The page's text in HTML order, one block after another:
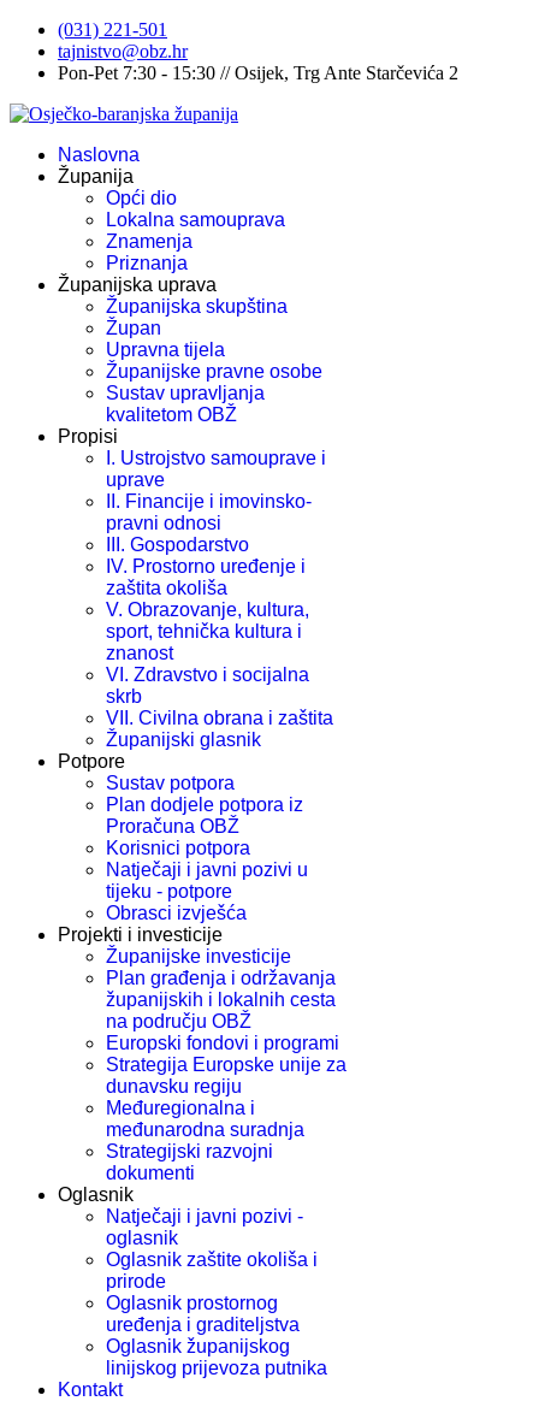
(031) 221-501
tajnistvo@obz.hr
Pon-Pet 7:30 - 15:30 // Osijek, Trg Ante Starčevića 2
Naslovna
Županija
Opći dio
Lokalna samouprava
Znamenja
Priznanja
Županijska uprava
Županijska skupština
Župan
Upravna tijela
Županijske pravne osobe
Sustav upravljanja
kvalitetom OBŽ
Propisi
I. Ustrojstvo samouprave i
uprave
II. Financije i imovinsko-
pravni odnosi
III. Gospodarstvo
IV. Prostorno uređenje i
zaštita okoliša
V. Obrazovanje, kultura,
sport, tehnička kultura i
znanost
VI. Zdravstvo i socijalna
skrb
VII. Civilna obrana i zaštita
Županijski glasnik
Potpore
Sustav potpora
Plan dodjele potpora iz
Proračuna OBŽ
Korisnici potpora
Natječaji i javni pozivi u
tijeku - potpore
Obrasci izvješća
Projekti i investicije
Županijske investicije
Plan građenja i održavanja
županijskih i lokalnih cesta
na području OBŽ
Europski fondovi i programi
Strategija Europske unije za
dunavsku regiju
Međuregionalna i
međunarodna suradnja
Strategijski razvojni
dokumenti
Oglasnik
Natječaji i javni pozivi -
oglasnik
Oglasnik zaštite okoliša i
prirode
Oglasnik prostornog
uređenja i graditeljstva
Oglasnik županijskog
linijskog prijevoza putnika
Kontakt